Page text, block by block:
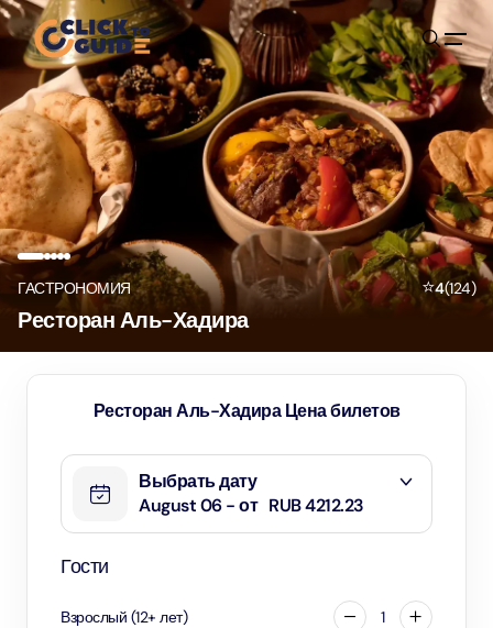
Skip to content
ГАСТРОНОМИЯ ⭐4(124)
Ресторан Аль-Хадира
Ресторан Аль-Хадира Цена билетов
Выбрать дату
August 06 - от RUB 4212.23
Гости
Взрослый (12+ лет) 1